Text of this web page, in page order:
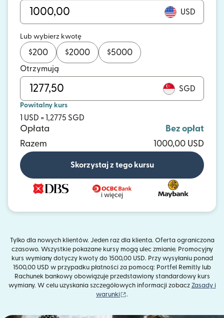
USD
Lub wybierz kwotę
$200 $2000 $5000
Otrzymują
SGD
Powitalny kurs
1 USD = 1,2775 SGD
Opłata
Bez opłat
Razem
1000,00 USD
Skorzystaj z tego kursu
i więcej
Tylko dla nowych klientów. Jeden raz dla klienta. Oferta ograniczona
czasowo. Wszystkie pokazane kursy mogą ulec zmianie. Promocyjny
kurs wymiany dotyczy kwoty do 1500,00 USD. Przy wysyłaniu ponad
1500,00 USD w przypadku płatności za pomocą: Portfel Remitly lub
Rachunek bankowy obowiązuje przedstawiony standardowy kurs
wymiany. W celu uzyskania szczegółowych informacji zobacz Zasady i
warunki
.